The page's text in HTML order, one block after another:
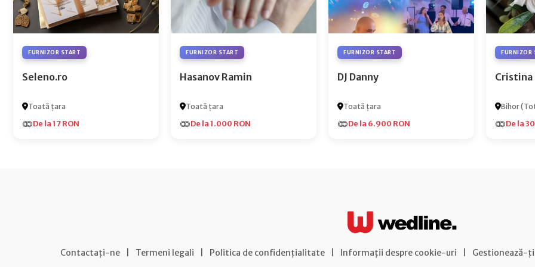
FURNIZOR START
Seleno.ro
Toată țara
De la 17 RON
FURNIZOR START
Hasanov Ramin
Toată țara
De la 1.000 RON
FURNIZOR START
DJ Danny
Toată țara
De la 6.900 RON
FURNIZOR
Cristina
Bihor
De la
Contactați-ne Termeni legali Politica de confidențialitate Informații despre cookie-uri Gestionează-